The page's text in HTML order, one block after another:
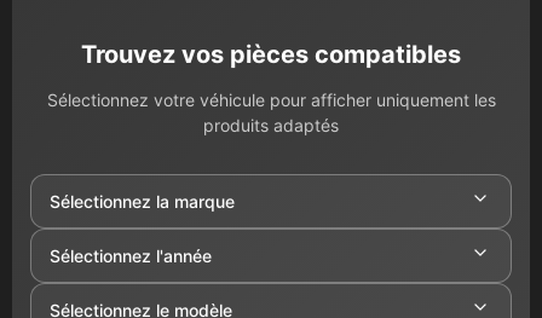
Trouvez vos pièces compatibles
Sélectionnez votre véhicule pour afficher uniquement les
produits adaptés